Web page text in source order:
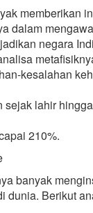
memberikan
dalam
negara
kesalahan
lahir
210%.
banyak
dunia. Berikut